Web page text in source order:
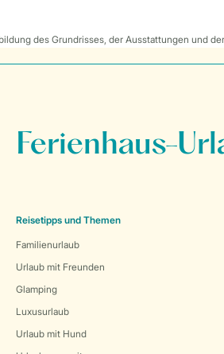
des Grundrisses, der Ausstattungen und
Ferienhaus-
Reisetipps und Themen
Familienurlaub
Urlaub mit Freunden
Glamping
Luxusurlaub
Urlaub mit Hund